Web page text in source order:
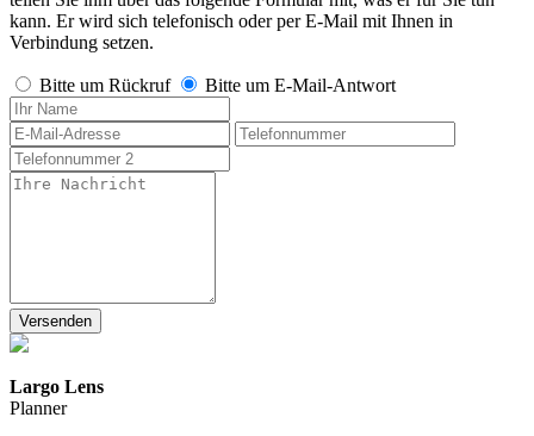
kann. Er wird sich telefonisch oder per E-Mail mit Ihnen in
Verbindung setzen.
Bitte um Rückruf Bitte um E-Mail-Antwort
Largo Lens
Planner